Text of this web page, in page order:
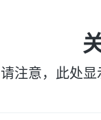
请注意，此处显